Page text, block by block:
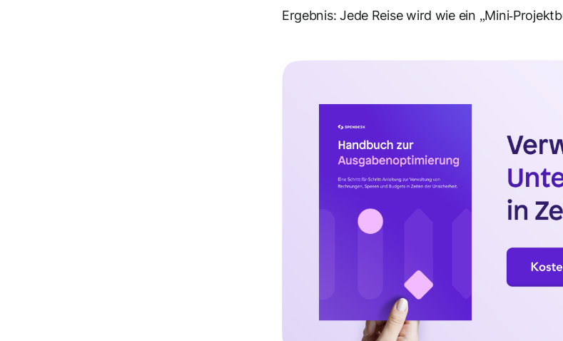
Ergebnis: Jede Reise wird wie ein